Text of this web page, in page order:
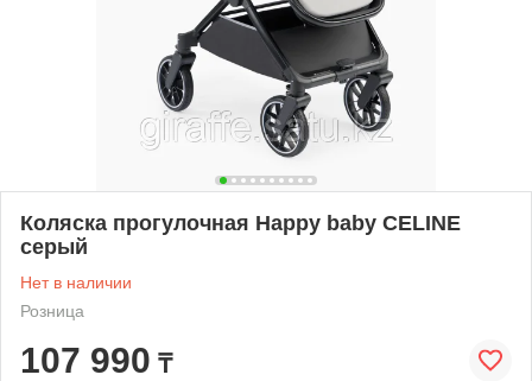
Коляска прогулочная Happy baby CELINE
серый
Нет в наличии
Розница
107 990 ₸